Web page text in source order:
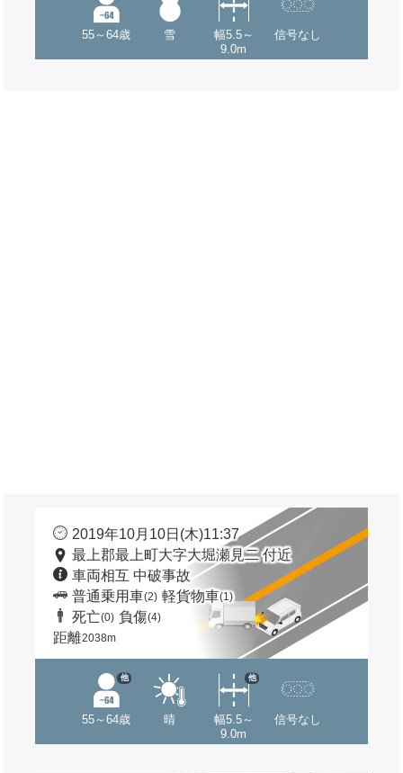
55～64歳 雪
幅5.5～
9.0m
信号なし
2019年10月10日(木)11:37
最上郡最上町大字大堀瀬見二 付近
車両相互 中破事故
普通乗用車(2) 軽貨物車(1)
死亡(0) 負傷(4)
距離2038m
55～64歳
他
晴
幅5.5～
9.0m
他
信号なし